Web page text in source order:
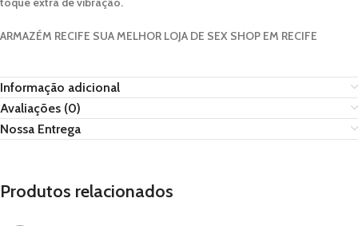
ARMAZÉM RECIFE SUA MELHOR LOJA DE SEX SHOP EM RECIFE
Informação adicional
Avaliações (0)
Nossa Entrega
Produtos relacionados